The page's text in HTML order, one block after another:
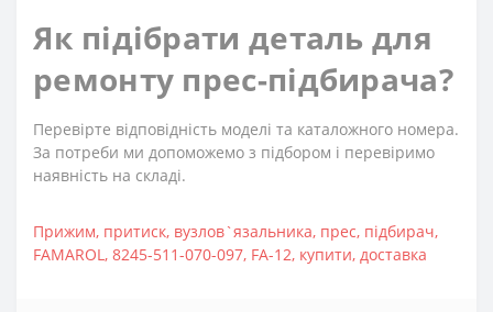
Як підібрати деталь для
ремонту прес-підбирача?
Перевірте відповідність моделі та каталожного номера.
За потреби ми допоможемо з підбором і перевіримо
наявність на складі.
Прижим, притиск, вузлов`язальника, прес, підбирач,
FAMAROL, 8245-511-070-097, FA-12, купити, доставка